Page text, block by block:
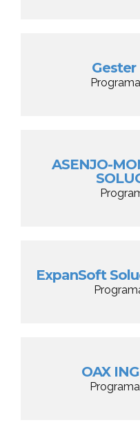
Gester
ASENJO-
ExpanSoft
OAX